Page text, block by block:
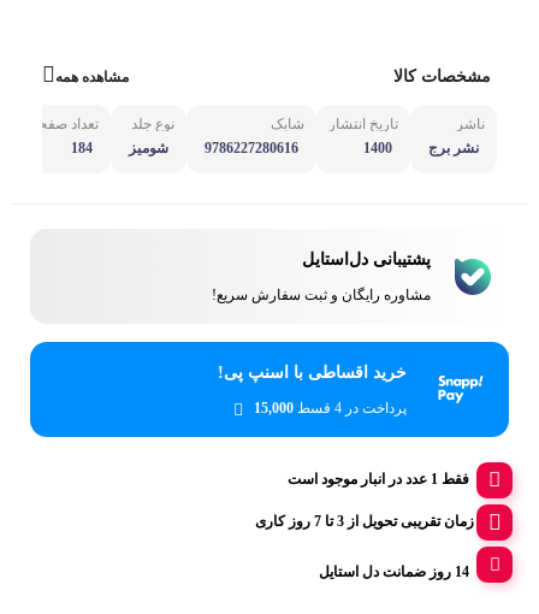
مشخصات کالا مشاهده همه
ناشر
نشر برج
تاریخ انتشار
1400
شابک
9786227280616
نوع جلد
شومیز
تعداد صفحه
184
پشتیبانی دل‌استایل
مشاوره رایگان و ثبت سفارش سریع!
خرید اقساطی با اسنپ پی!
پرداخت در 4 قسط 15,000
فقط 1 عدد در انبار موجود است
زمان تقریبی تحویل از 3 تا 7 روز کاری
14 روز ضمانت دل استایل